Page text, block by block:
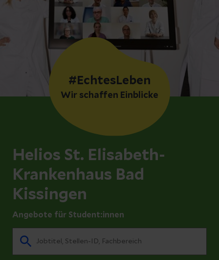
Helios St. Elisabeth-
Krankenhaus Bad
Kissingen
Angebote für Student:innen
#EchtesLeben
Wir schaffen Einblicke